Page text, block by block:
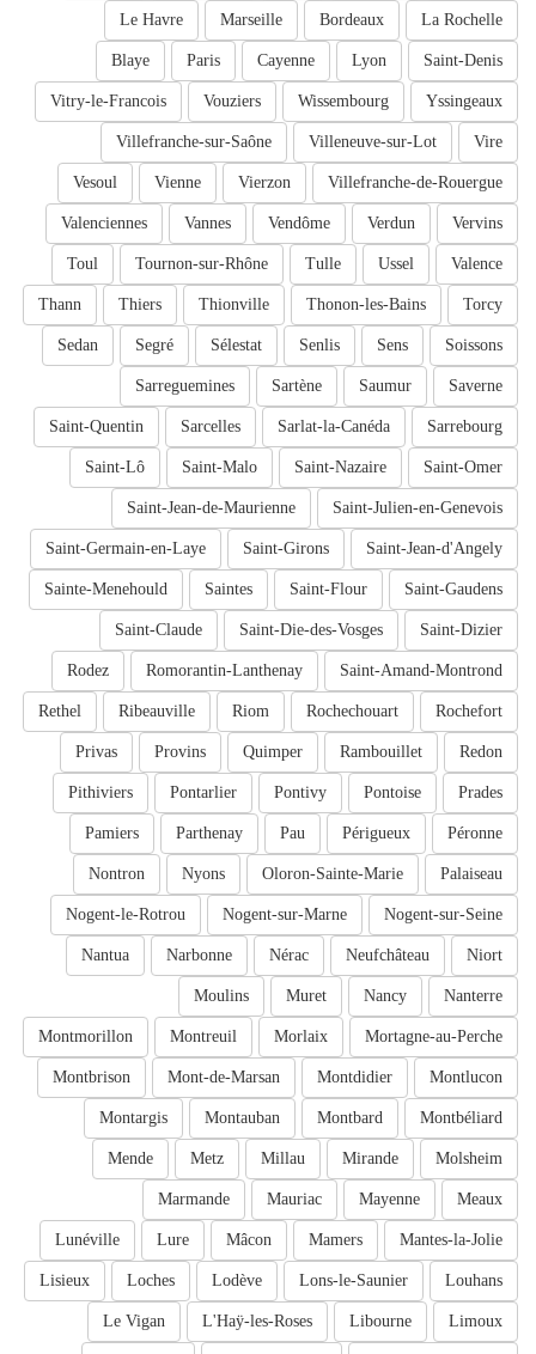
La Rochelle
Bordeaux
Marseille
Le Havre
Saint-Denis
Lyon
Cayenne
Paris
Blaye
Yssingeaux
Wissembourg
Vouziers
Vitry-le-Francois
Vire
Villeneuve-sur-Lot
Villefranche-sur-Saône
Villefranche-de-Rouergue
Vierzon
Vienne
Vesoul
Vervins
Verdun
Vendôme
Vannes
Valenciennes
Valence
Ussel
Tulle
Tournon-sur-Rhône
Toul
Torcy
Thonon-les-Bains
Thionville
Thiers
Thann
Soissons
Sens
Senlis
Sélestat
Segré
Sedan
Saverne
Saumur
Sartène
Sarreguemines
Sarrebourg
Sarlat-la-Canéda
Sarcelles
Saint-Quentin
Saint-Omer
Saint-Nazaire
Saint-Malo
Saint-Lô
Saint-Julien-en-Genevois
Saint-Jean-de-Maurienne
Saint-Jean-d'Angely
Saint-Girons
Saint-Germain-en-Laye
Saint-Gaudens
Saint-Flour
Saintes
Sainte-Menehould
Saint-Dizier
Saint-Die-des-Vosges
Saint-Claude
Saint-Amand-Montrond
Romorantin-Lanthenay
Rodez
Rochefort
Rochechouart
Riom
Ribeauville
Rethel
Redon
Rambouillet
Quimper
Provins
Privas
Prades
Pontoise
Pontivy
Pontarlier
Pithiviers
Péronne
Périgueux
Pau
Parthenay
Pamiers
Palaiseau
Oloron-Sainte-Marie
Nyons
Nontron
Nogent-sur-Seine
Nogent-sur-Marne
Nogent-le-Rotrou
Niort
Neufchâteau
Nérac
Narbonne
Nantua
Nanterre
Nancy
Muret
Moulins
Mortagne-au-Perche
Morlaix
Montreuil
Montmorillon
Montlucon
Montdidier
Mont-de-Marsan
Montbrison
Montbéliard
Montbard
Montauban
Montargis
Molsheim
Mirande
Millau
Metz
Mende
Meaux
Mayenne
Mauriac
Marmande
Mantes-la-Jolie
Mamers
Mâcon
Lure
Lunéville
Louhans
Lons-le-Saunier
Lodève
Loches
Lisieux
Limoux
Libourne
L'Haÿ-les-Roses
Le Vigan